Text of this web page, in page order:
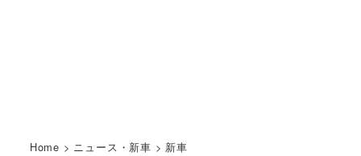
Home > ニュース・新車 > 新車